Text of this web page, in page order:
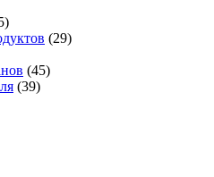
(29)
(45)
(39)